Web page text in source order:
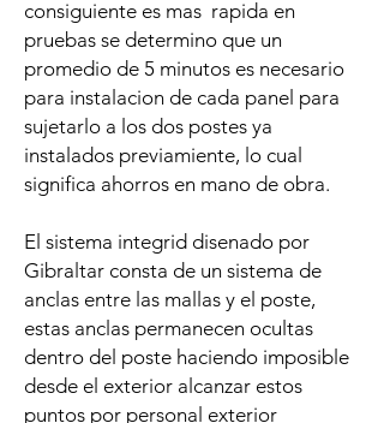
consiguiente es mas rapida en
pruebas se determino que un
promedio de 5 minutos es necesario
para instalacion de cada panel para
sujetarlo a los dos postes ya
instalados previamiente, lo cual
significa ahorros en mano de obra.
El sistema integrid disenado por
Gibraltar consta de un sistema de
anclas entre las mallas y el poste,
estas anclas permanecen ocultas
dentro del poste haciendo imposible
desde el exterior alcanzar estos
puntos por personal exterior